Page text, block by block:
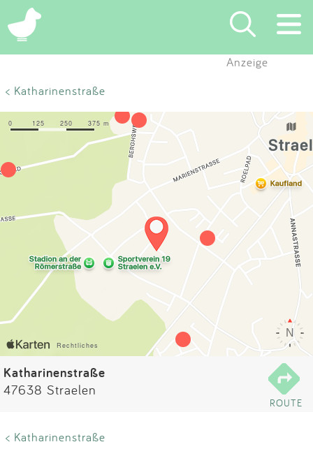
×
Eintragen
Partner
Kontakt
Impressum
Anzeige
< Katharinenstraße
Katharinenstraße
47638 Straelen
ROUTE
< Katharinenstraße